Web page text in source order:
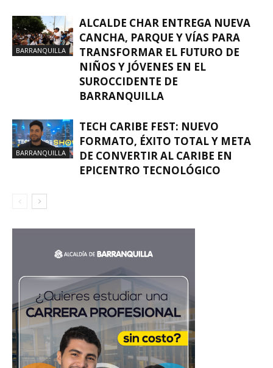
BARRANQUILLA
ALCALDE CHAR ENTREGA NUEVA
CANCHA, PARQUE Y VÍAS PARA
TRANSFORMAR EL FUTURO DE
NIÑOS Y JÓVENES EN EL
SUROCCIDENTE DE
BARRANQUILLA
BARRANQUILLA
TECH CARIBE FEST: NUEVO
FORMATO, ÉXITO TOTAL Y META
DE CONVERTIR AL CARIBE EN
EPICENTRO TECNOLÓGICO